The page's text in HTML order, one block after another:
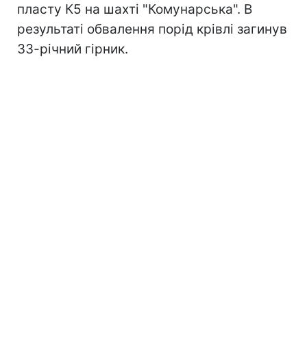
пласту К5 на шахті "Комунарська". В
результаті обвалення порід крівлі загинув
33-річний гірник.